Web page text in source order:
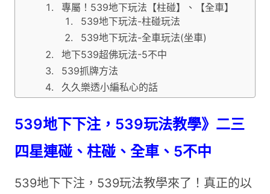
專屬！539地下玩法【柱碰】、【全車】
539地下玩法-柱碰玩法
539地下玩法-全車玩法(坐車)
地下539超佛玩法-5不中
539抓牌方法
久久樂透小編私心的話
539地下下注，539玩法教學》二三
四星連碰、柱碰、全車、5不中
539地下下注，539玩法教學來了！真正的以